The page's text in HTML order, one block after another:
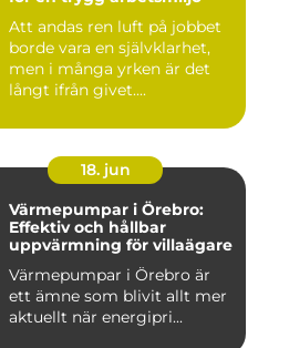
Att andas ren luft på jobbet
borde vara en självklarhet,
men i många yrken är det
långt ifrån givet....
18. jun
Värmepumpar i Örebro:
Effektiv och hållbar
uppvärmning för villaägare
Värmepumpar i Örebro är
ett ämne som blivit allt mer
aktuellt när energipri...